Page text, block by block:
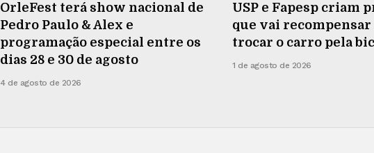
OrleFest terá show nacional de
Pedro Paulo & Alex e
programação especial entre os
dias 28 e 30 de agosto
4 de agosto de 2026
USP e Fapesp criam
que vai recompensar
trocar o carro pela
1 de agosto de 2026